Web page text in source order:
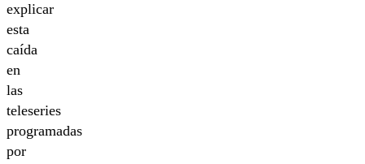
explicar
esta
caída
en
las
teleseries
programadas
por